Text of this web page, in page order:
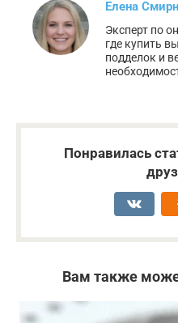
Елена
Эксперт по
где купить
подделок и
Понравилась
Вам также